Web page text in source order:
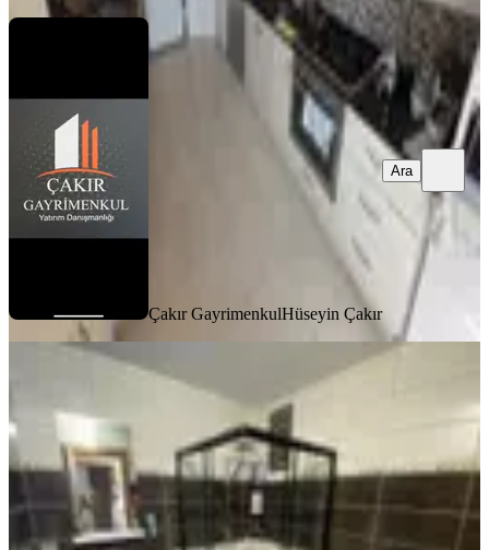
Çakır GayrimenkulHüseyin Çakır
Ara
SİTE İÇİ
Azad-yediocak Mah.şehitler Parkı
Civarı Satılık 3+1 Açık Mutfak
Merkez, Yedi Ocak Mahallesi
3+1·135 m²·Yüksek giriş·25.06.2026
3.100.000 ₺